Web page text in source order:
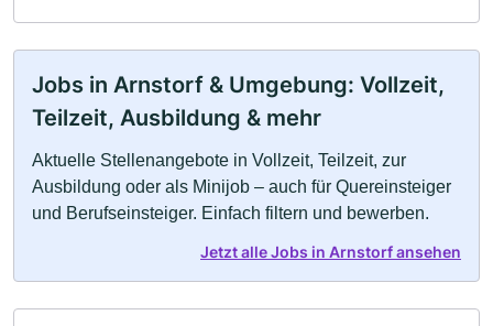
Jobs in Arnstorf & Umgebung: Vollzeit,
Teilzeit, Ausbildung & mehr
Aktuelle Stellenangebote in Vollzeit, Teilzeit, zur
Ausbildung oder als Minijob – auch für Quereinsteiger
und Berufseinsteiger. Einfach filtern und bewerben.
Jetzt alle Jobs in Arnstorf ansehen